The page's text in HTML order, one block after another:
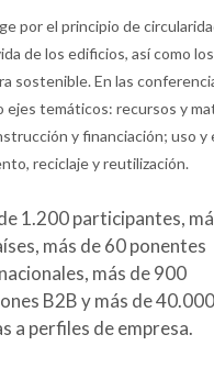
por el principio de
de los edificios, así como
sostenible. En las
ejes temáticos: recursos y
y financiación; uso y
reciclaje y reutilización.
1.200 participantes,
más de 60 ponentes
más de 900
B2B y más de 40.000
a perfiles de empresa.